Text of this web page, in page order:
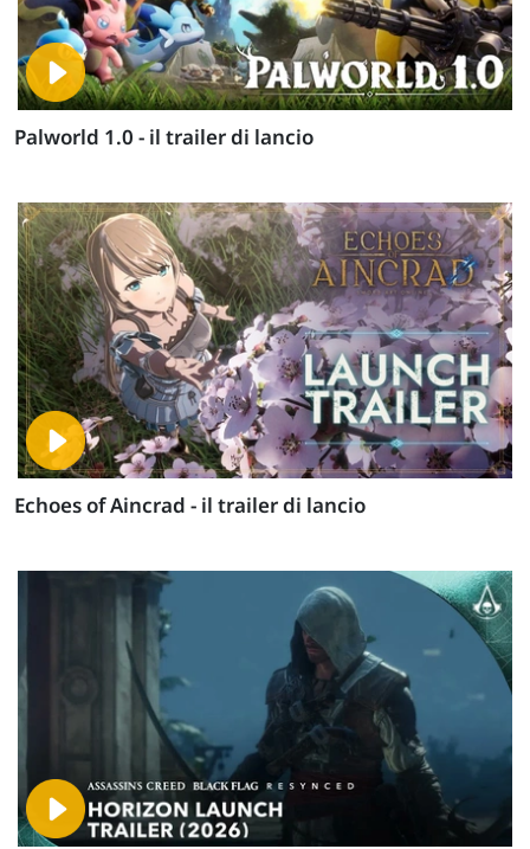
Palworld 1.0 - il trailer di lancio
Echoes of Aincrad - il trailer di lancio